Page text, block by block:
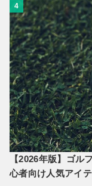
4
【2026年版】ゴル
心者向け人気アイ